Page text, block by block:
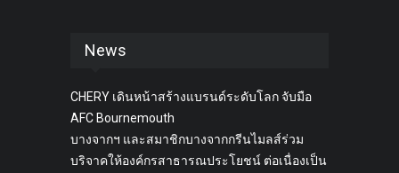
News
CHERY เดินหน้าสร้างแบรนด์ระดับโลก จับมือ
AFC Bournemouth
บางจากฯ และสมาชิกบางจากกรีนไมลส์ร่วม
บริจาคให้องค์กรสาธารณประโยชน์ ต่อเนื่องเป็น